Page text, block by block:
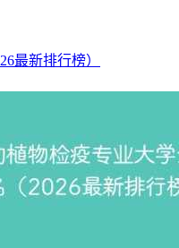
包装设计
包装设计
包装设计
最新排行榜）